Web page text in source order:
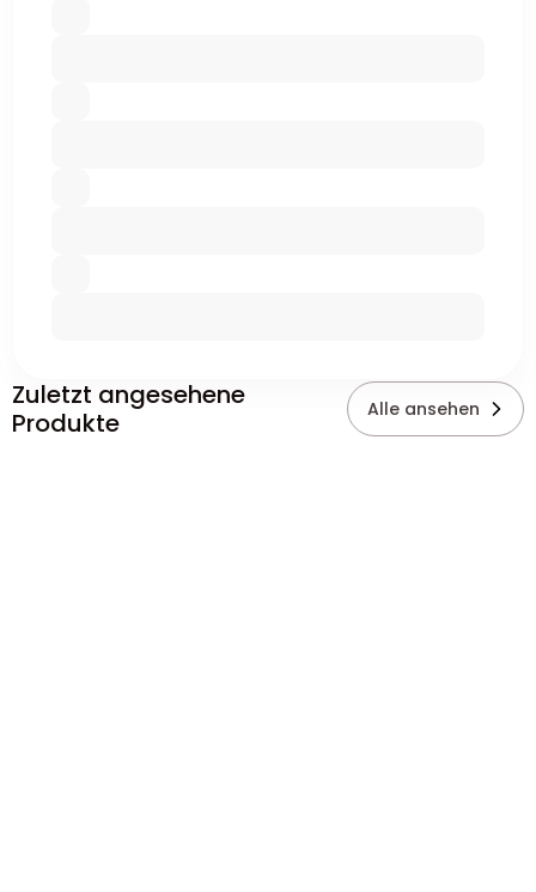
Zuletzt angesehene
Produkte
Alle ansehen